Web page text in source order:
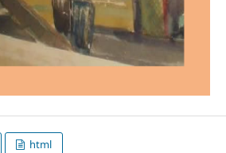
html